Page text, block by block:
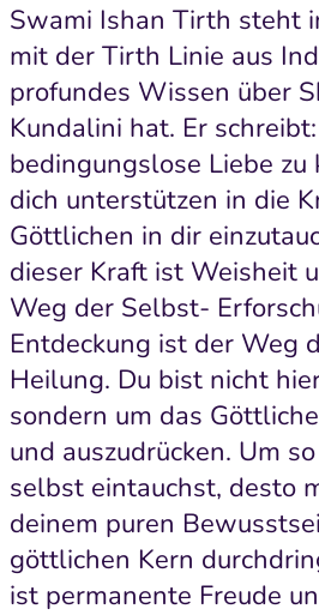
Swami Ishan Tirth steht
mit der Tirth Linie aus
profundes Wissen über
Kundalini hat. Er
bedingungslose Liebe
dich unterstützen in die
Göttlichen in dir
dieser Kraft ist Weisheit
Weg der Selbst-
Entdeckung ist der Weg
Heilung. Du bist nicht
sondern um das
und auszudrücken. Um
selbst eintauchst, desto
deinem puren
göttlichen Kern
ist permanente Freude